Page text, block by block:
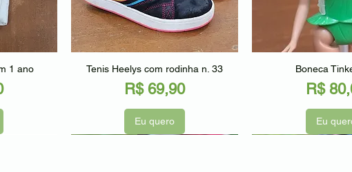
1 ano Visualização rápida
Tenis Heelys com rodinha n. 33
Preço
R$ 69,90
Eu quero
Visualização
Boneca
Preço
R$
Eu